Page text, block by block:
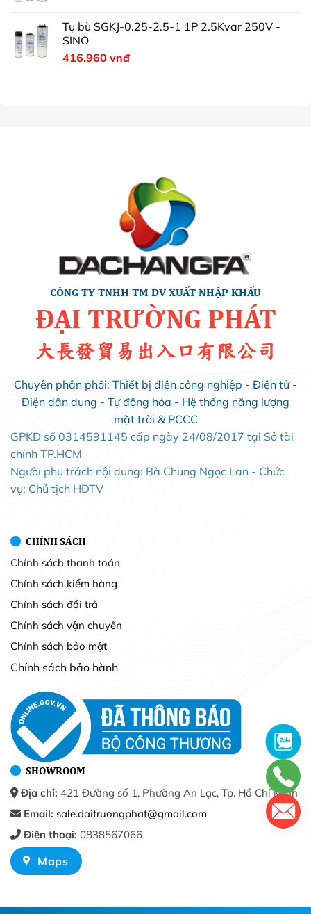
Tụ bù SGKJ-0.25-2.5-1 1P 2.5Kvar 250V -
SINO
416.960 vnđ
CÔNG TY TNHH TM DV XUẤT NHẬP KHẨU
ĐẠI TRƯỜNG PHÁT
大長發貿易出入口有限公司
Chuyên phân phối: Thiết bị điện công nghiệp - Điện tử -
Điện dân dụng - Tự động hóa - Hệ thống năng lượng
mặt trời & PCCC
GPKD số 0314591145 cấp ngày 24/08/2017 tại Sở tài
chính TP.HCM
Người phụ trách nội dung: Bà Chung Ngọc Lan - Chức
vụ: Chủ tịch HĐTV
CHÍNH SÁCH
Chính sách thanh toán
Chính sách kiểm hàng
Chính sách đổi trả
Chính sách vận chuyển
Chính sách bảo mật
Chính sách bảo hành
SHOWROOM
Địa chỉ: 421 Đường số 1, Phường An Lạc, Tp. Hồ Chí Minh
Email: sale.daitruongphat@gmail.com
Điện thoại: 0838567066
Maps